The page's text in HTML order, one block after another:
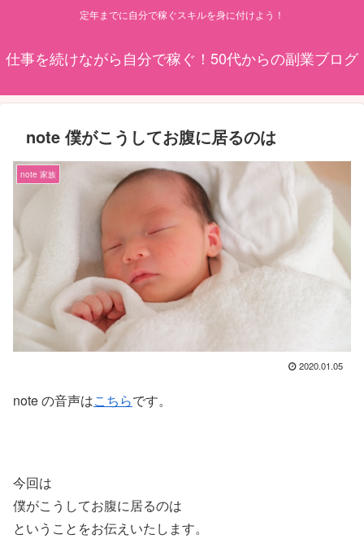
定年までに自分で稼ぐスキルを身に付けよう！
仕事を続けながら自分で稼ぐ！50代からの副業ブログ
note 僕がこうしてお腹に居るのは
note 家族
2020.01.05
note の音声はこちらです。
今回は
僕がこうしてお腹に居るのは
ということをお伝えいたします。